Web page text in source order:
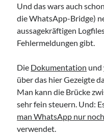
Und das wars auch
die WhatsApp-Bridge)
aussagekräftigen
Fehlermeldungen gibt.
Die Dokumentation und
über das hier Gezeigte
Man kann die Brücke
sehr fein steuern. Und:
man WhatsApp nur
verwendet.